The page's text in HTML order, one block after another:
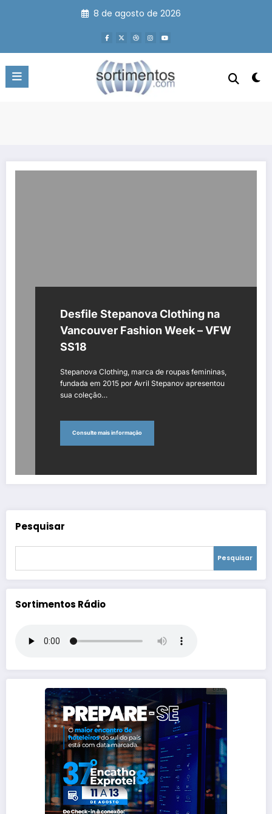
8 de agosto de 2026
Desfile Stepanova Clothing na
Vancouver Fashion Week – VFW
SS18
Stepanova Clothing, marca de roupas femininas,
fundada em 2015 por Avril Stepanov apresentou
sua coleção…
Consulte mais informação
Pesquisar
Pesquisar
Sortimentos Rádio